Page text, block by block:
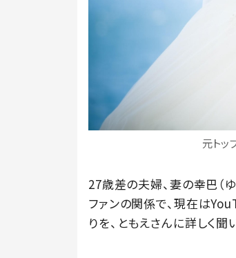
元トッ
27歳差の夫婦、妻の幸巴（
ファンの関係で、現在は
りを、ともえさんに詳しく聞